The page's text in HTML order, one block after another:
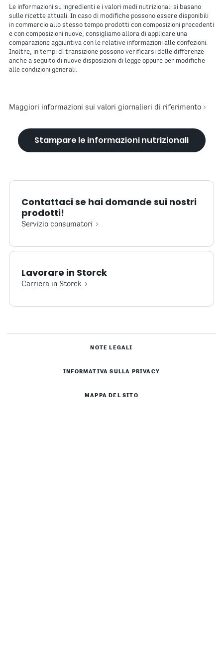
Le informazioni su ingredienti e i valori medi nutrizionali si basano
sulle ricette attuali. In caso di modifiche possono essere disponibili
in commercio allo stesso tempo prodotti con composizioni precedenti
e con composizioni nuove, consigliamo allora di applicare una
comparazione aggiuntiva con le relative informazioni alle confezioni.
Inoltre, in tempi di transizione possono verificarsi delle differenze
anche a seguito di nuove disposizioni di legge oppure per modifiche
alle condizioni generali.
Maggiori informazioni sui valori giornalieri di riferimento
Stampare le informazioni nutrizionali
Contattaci se hai domande sui nostri
prodotti!
Servizio consumatori
Lavorare in Storck
Carriera in Storck
NOTE LEGALI
INFORMATIVA SULLA PRIVACY
MAPPA DEL SITO